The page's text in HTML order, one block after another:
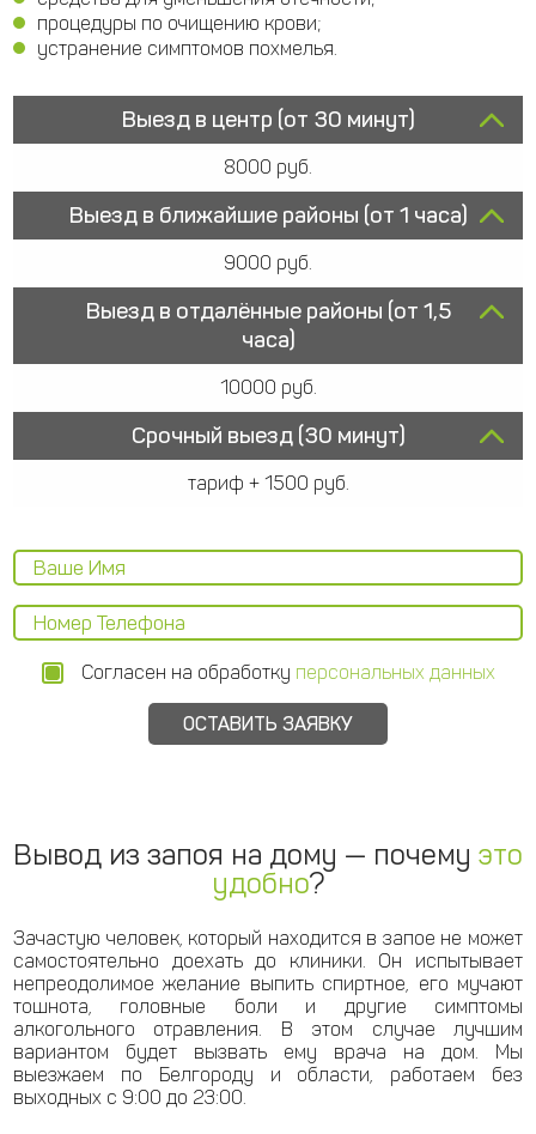
процедуры по очищению крови;
устранение симптомов похмелья.
Выезд в центр (от 30 минут)
8000 руб.
Выезд в ближайшие районы (от 1 часа)
9000 руб.
Выезд в отдалённые районы (от 1,5
часа)
10000 руб.
Срочный выезд (30 минут)
тариф + 1500 руб.
Согласен на обработку персональных данных
Вывод из запоя на дому — почему это
удобно?
Зачастую человек, который находится в запое не может
самостоятельно доехать до клиники. Он испытывает
непреодолимое желание выпить спиртное, его мучают
тошнота, головные боли и другие симптомы
алкогольного отравления. В этом случае лучшим
вариантом будет вызвать ему врача на дом. Мы
выезжаем по Белгороду и области, работаем без
выходных с 9:00 до 23:00.